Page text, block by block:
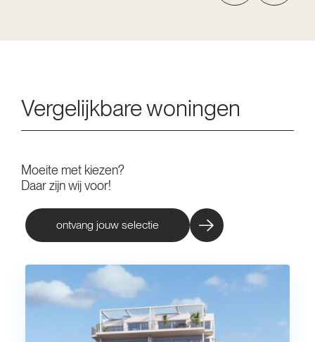
Vergelijkbare woningen
Moeite met kiezen?
Daar zijn wij voor!
ontvang jouw selectie